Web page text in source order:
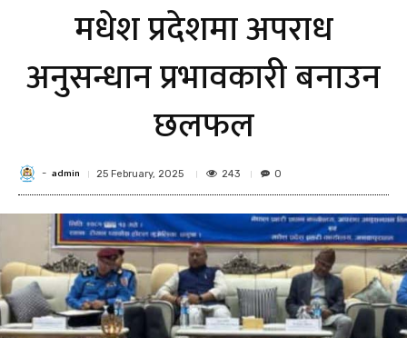
मधेश प्रदेशमा अपराध
अनुसन्धान प्रभावकारी बनाउन
छलफल
- admin 25 February, 2025 243 0